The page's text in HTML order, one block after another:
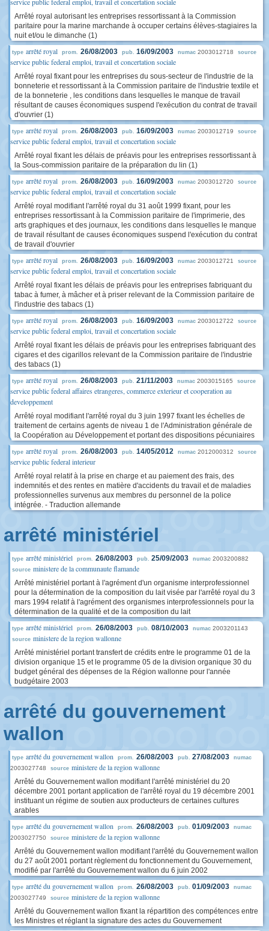
Arrêté royal autorisant les entreprises ressortissant à la Commission
paritaire pour la marine marchande à occuper certains élèves-stagiaires la
nuit et/ou le dimanche (1)
type arrêté royal prom. 26/08/2003 pub. 16/09/2003 numac 2003012718 source
service public federal emploi, travail et concertation sociale
Arrêté royal fixant pour les entreprises du sous-secteur de l'industrie de la
bonneterie et ressortissant à la Commission paritaire de l'industrie textile et
de la bonneterie , les conditions dans lesquelles le manque de travail
résultant de causes économiques suspend l'exécution du contrat de travail
d'ouvrier (1)
type arrêté royal prom. 26/08/2003 pub. 16/09/2003 numac 2003012719 source
service public federal emploi, travail et concertation sociale
Arrêté royal fixant les délais de préavis pour les entreprises ressortissant à
la Sous-commission paritaire de la préparation du lin (1)
type arrêté royal prom. 26/08/2003 pub. 16/09/2003 numac 2003012720 source
service public federal emploi, travail et concertation sociale
Arrêté royal modifiant l'arrêté royal du 31 août 1999 fixant, pour les
entreprises ressortissant à la Commission paritaire de l'imprimerie, des
arts graphiques et des journaux, les conditions dans lesquelles le manque
de travail résultant de causes économiques suspend l'exécution du contrat
de travail d'ouvrier
type arrêté royal prom. 26/08/2003 pub. 16/09/2003 numac 2003012721 source
service public federal emploi, travail et concertation sociale
Arrêté royal fixant les délais de préavis pour les entreprises fabriquant du
tabac à fumer, à mâcher et à priser relevant de la Commission paritaire de
l'industrie des tabacs (1)
type arrêté royal prom. 26/08/2003 pub. 16/09/2003 numac 2003012722 source
service public federal emploi, travail et concertation sociale
Arrêté royal fixant les délais de préavis pour les entreprises fabriquant des
cigares et des cigarillos relevant de la Commission paritaire de l'industrie
des tabacs (1)
type arrêté royal prom. 26/08/2003 pub. 21/11/2003 numac 2003015165 source
service public federal affaires etrangeres, commerce exterieur et cooperation au
developpement
Arrêté royal modifiant l'arrêté royal du 3 juin 1997 fixant les échelles de
traitement de certains agents de niveau 1 de l'Administration générale de
la Coopération au Développement et portant des dispositions pécuniaires
type arrêté royal prom. 26/08/2003 pub. 14/05/2012 numac 2012000312 source
service public federal interieur
Arrêté royal relatif à la prise en charge et au paiement des frais, des
indemnités et des rentes en matière d'accidents du travail et de maladies
professionnelles survenus aux membres du personnel de la police
intégrée. - Traduction allemande
arrêté ministériel
type arrêté ministériel prom. 26/08/2003 pub. 25/09/2003 numac 2003200882
source ministere de la communaute flamande
Arrêté ministériel portant à l'agrément d'un organisme interprofessionnel
pour la détermination de la composition du lait visée par l'arrêté royal du 3
mars 1994 relatif à l'agrément des organismes interprofessionnels pour la
détermination de la qualité et de la composition du lait
type arrêté ministériel prom. 26/08/2003 pub. 08/10/2003 numac 2003201143
source ministere de la region wallonne
Arrêté ministériel portant transfert de crédits entre le programme 01 de la
division organique 15 et le programme 05 de la division organique 30 du
budget général des dépenses de la Région wallonne pour l'année
budgétaire 2003
arrêté du gouvernement
wallon
type arrêté du gouvernement wallon prom. 26/08/2003 pub. 27/08/2003 numac
2003027748 source ministere de la region wallonne
Arrêté du Gouvernement wallon modifiant l'arrêté ministériel du 20
décembre 2001 portant application de l'arrêté royal du 19 décembre 2001
instituant un régime de soutien aux producteurs de certaines cultures
arables
type arrêté du gouvernement wallon prom. 26/08/2003 pub. 01/09/2003 numac
2003027750 source ministere de la region wallonne
Arrêté du Gouvernement wallon modifiant l'arrêté du Gouvernement wallon
du 27 août 2001 portant règlement du fonctionnement du Gouvernement,
modifié par l'arrêté du Gouvernement wallon du 6 juin 2002
type arrêté du gouvernement wallon prom. 26/08/2003 pub. 01/09/2003 numac
2003027749 source ministere de la region wallonne
Arrêté du Gouvernement wallon fixant la répartition des compétences entre
les Ministres et réglant la signature des actes du Gouvernement